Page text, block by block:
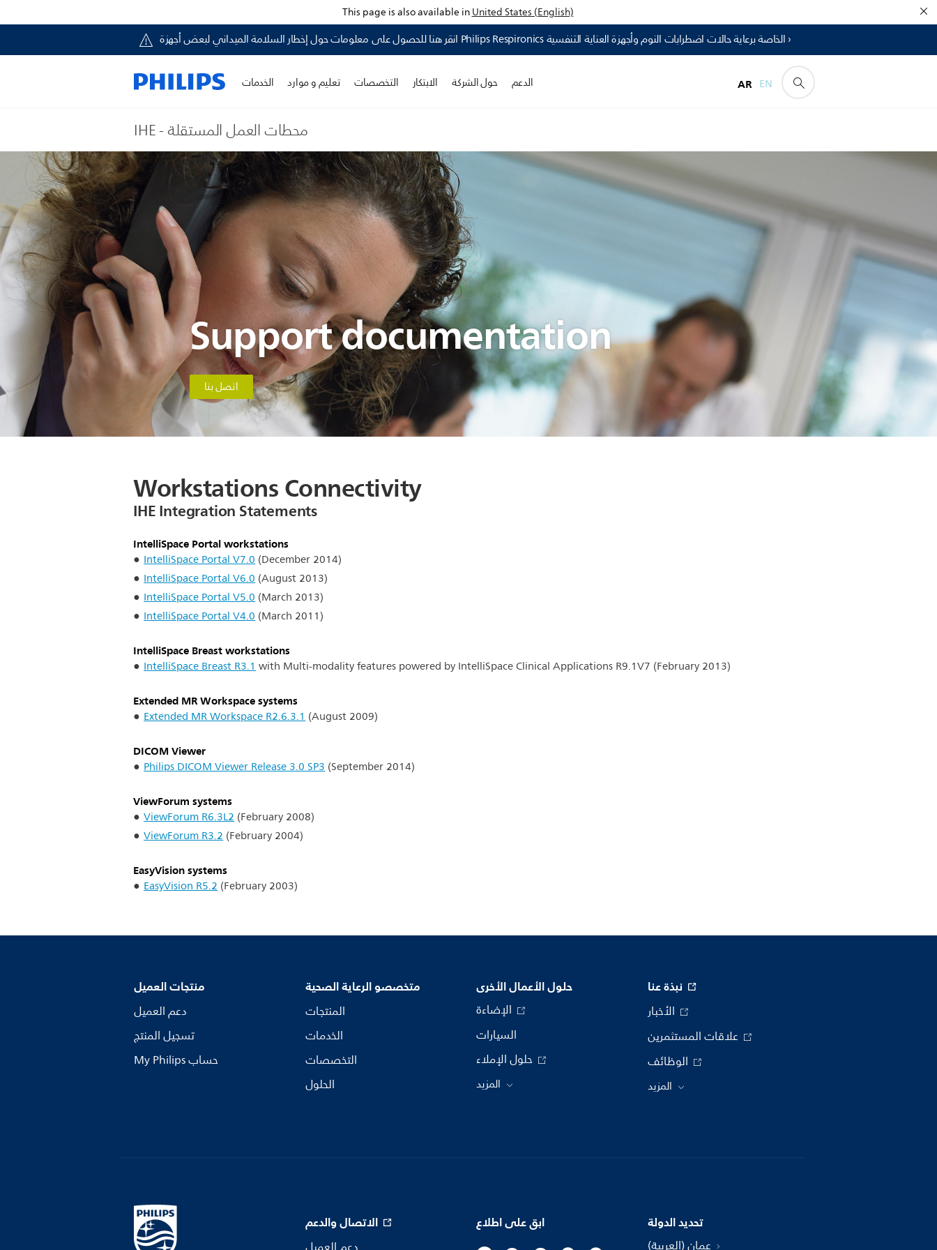
This page is also available inUnited States (English)
انقر هنا للحصول على معلومات حول إخطار السلامة الميداني لبعض أجهزة Philips Respironics الخاصة برعاية حالات اضطرابات النوم وأجهزة العناية التنفسية ›
الخدمات تعليم و موارد التخصصات الابتكار حول الشركة الدعم AR EN
IHE - محطات العمل المستقلة
Support documentation
اتصل بنا
Workstations Connectivity
IHE Integration Statements
IntelliSpace Portal workstations
IntelliSpace Portal V7.0(December 2014)
IntelliSpace Portal V6.0(August 2013)
IntelliSpace Portal V5.0(March 2013)
IntelliSpace Portal V4.0(March 2011)
IntelliSpace Breast workstations
IntelliSpace Breast R3.1with Multi-modality features powered by IntelliSpace Clinical Applications R9.1V7 (February 2013)
Extended MR Workspace systems
Extended MR Workspace R2.6.3.1(August 2009)
DICOM Viewer
Philips DICOM Viewer Release 3.0 SP3(September 2014)
ViewForum systems
ViewForum R6.3L2(February 2008)
ViewForum R3.2(February 2004)
EasyVision systems
EasyVision R5.2(February 2003)
منتجات العميل
دعم العميل
تسجيل المنتج
My Philips حساب
متخصصو الرعاية الصحية
المنتجات
الخدمات
التخصصات
الحلول
حلول الأعمال الأخرى
السيارات
الاتصال والدعم ابق على اطلاع تحديد الدولة